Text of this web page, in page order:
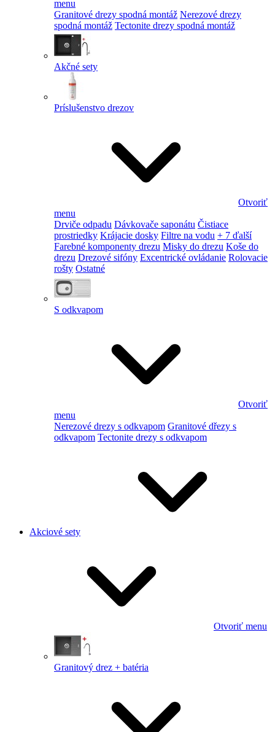
menu
Granitové drezy spodná montáž Nerezové drezy
spodná montáž Tectonite drezy spodná montáž
Akčné sety
Príslušenstvo drezov
Otvoriť
menu
Drviče odpadu Dávkovače saponátu Čistiace
prostriedky Krájacie dosky Filtre na vodu + 7 ďalší
Farebné komponenty drezu Misky do drezu Koše do
drezu Drezové sifóny Excentrické ovládanie Rolovacie
rošty Ostatné
S odkvapom
Otvoriť
menu
Nerezové drezy s odkvapom Granitové dřezy s
odkvapom Tectonite drezy s odkvapom
Akciové sety
Otvoriť menu
Granitový drez + batéria